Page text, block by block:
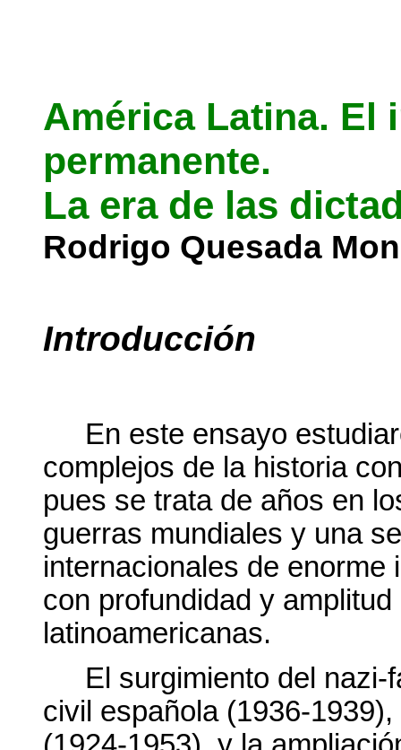
América Latina. El
permanente.
La era de las
Rodrigo Quesada
Introducción
En este ensayo
complejos de la historia
pues se trata de años en
guerras mundiales y una
internacionales de
con profundidad y
latinoamericanas.
El surgimiento del
civil española (1936-